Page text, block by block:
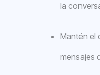
la
Mantén el
mensajes